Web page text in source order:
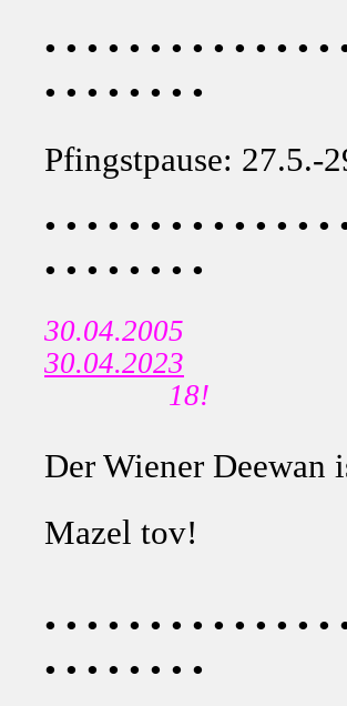
• • • • • • • • • • • • • •
• • • • • • • •
Pfingstpause: 27.5.-
• • • • • • • • • • • • • •
• • • • • • • •
30.04.2005
30.04.2023
18!
Der Wiener
Mazel tov!
• • • • • • • • • • • • • •
• • • • • • • •